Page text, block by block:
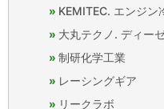
KEMITEC. エンジン
大丸テクノ. ディー
制研化学工業
レーシングギア
リークラボ